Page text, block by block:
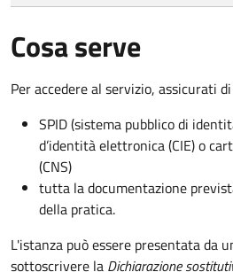
Cosa serve
Per accedere al servizio, assicurati
SPID (sistema pubblico di
d’identità elettronica (CIE) o
(CNS)
tutta la documentazione
della pratica.
L'istanza può essere presentata da
sottoscrivere la Dichiarazione